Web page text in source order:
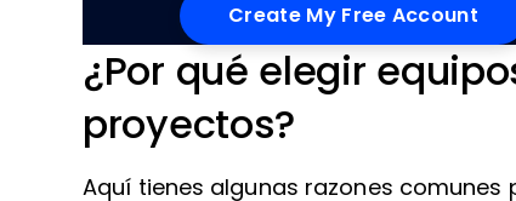
¿Por qué elegir
proyectos?
Aquí tienes algunas razones